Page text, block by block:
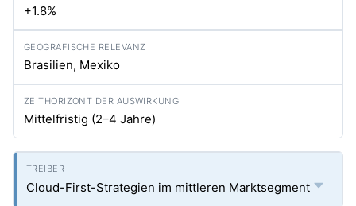
+1.8%
Brasilien, Mexiko
Mittelfristig (2–4 Jahre)
Cloud-First-Strategien im mittleren Marktsegment